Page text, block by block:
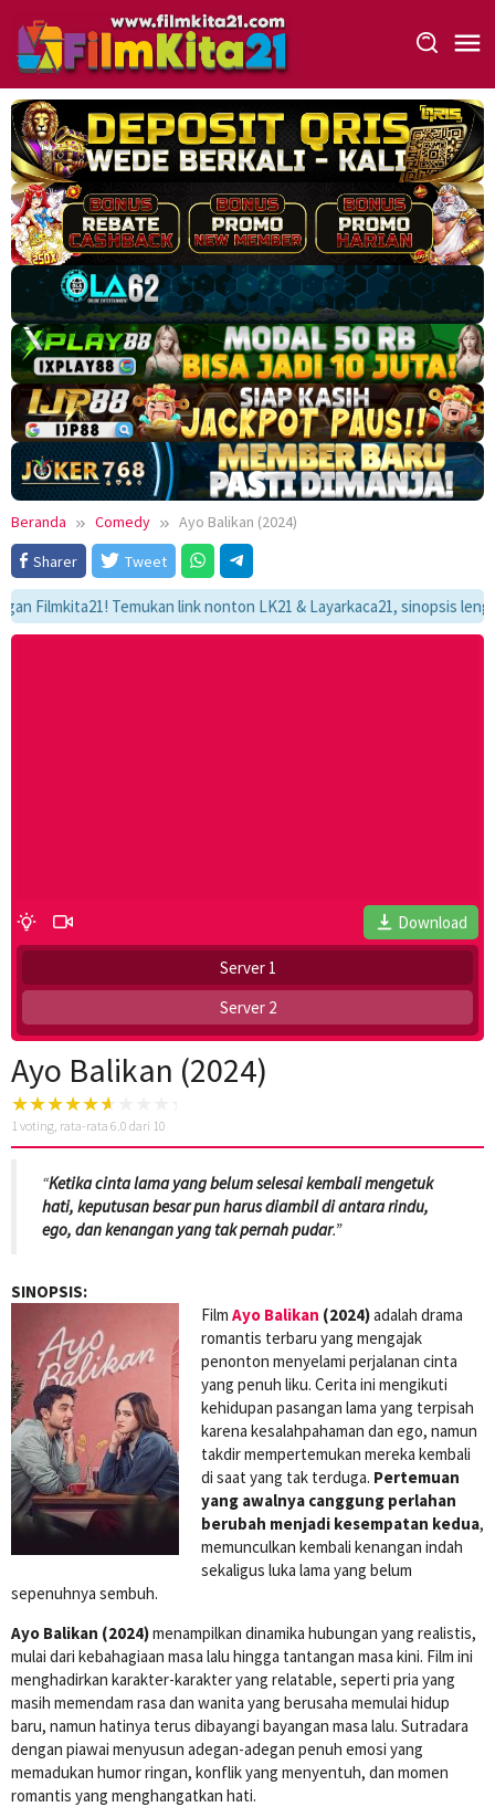
konten
Beranda Comedy
Ayo Balikan (2024)
Sharer
Tweet
Temukan link nonton LK21 & Layarkaca21, sinopsis
Download
Server 1
Server 2
Ayo Balikan (2024)
1 voting, rata-rata 6.0 dari 10
“Ketika cinta lama yang belum selesai kembali mengetuk
hati, keputusan besar pun harus diambil di antara rindu,
ego, dan kenangan yang tak pernah pudar.”
SINOPSIS:
Film Ayo Balikan (2024)adalah drama
romantis terbaru yang mengajak
penonton menyelami perjalanan cinta
yang penuh liku. Cerita ini mengikuti
kehidupan pasangan lama yang terpisah
karena kesalahpahaman dan ego, namun
takdir mempertemukan mereka kembali
di saat yang tak terduga. Pertemuan
yang awalnya canggung perlahan
berubah menjadi kesempatan kedua,
memunculkan kembali kenangan indah
sekaligus luka lama yang belum
sepenuhnya sembuh.
Ayo Balikan (2024)menampilkan dinamika hubungan yang realistis,
mulai dari kebahagiaan masa lalu hingga tantangan masa kini. Film ini
menghadirkan karakter-karakter yang relatable, seperti pria yang
masih memendam rasa dan wanita yang berusaha memulai hidup
baru, namun hatinya terus dibayangi bayangan masa lalu. Sutradara
dengan piawai menyusun adegan-adegan penuh emosi yang
memadukan humor ringan, konflik yang menyentuh, dan momen
romantis yang menghangatkan hati.